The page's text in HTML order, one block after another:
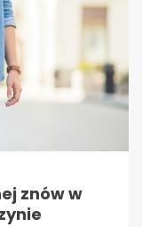
znów w